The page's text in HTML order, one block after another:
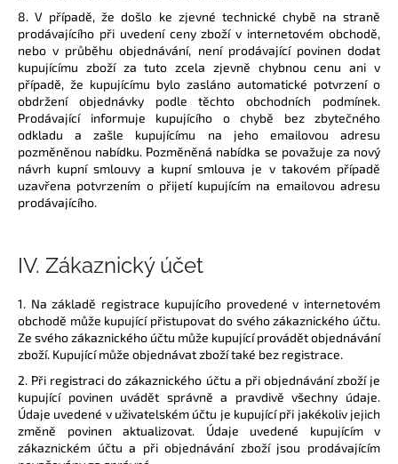
8. V případě, že došlo ke zjevné technické chybě na straně
prodávajícího při uvedení ceny zboží v internetovém obchodě,
nebo v průběhu objednávání, není prodávající povinen dodat
kupujícímu zboží za tuto zcela zjevně chybnou cenu ani v
případě, že kupujícímu bylo zasláno automatické potvrzení o
obdržení objednávky podle těchto obchodních podmínek.
Prodávající informuje kupujícího o chybě bez zbytečného
odkladu a zašle kupujícímu na jeho emailovou adresu
pozměněnou nabídku. Pozměněná nabídka se považuje za nový
návrh kupní smlouvy a kupní smlouva je v takovém případě
uzavřena potvrzením o přijetí kupujícím na emailovou adresu
prodávajícího.
IV. Zákaznický účet
1. Na základě registrace kupujícího provedené v internetovém
obchodě může kupující přistupovat do svého zákaznického účtu.
Ze svého zákaznického účtu může kupující provádět objednávání
zboží. Kupující může objednávat zboží také bez registrace.
2. Při registraci do zákaznického účtu a při objednávání zboží je
kupující povinen uvádět správně a pravdivě všechny údaje.
Údaje uvedené v uživatelském účtu je kupující při jakékoliv jejich
změně povinen aktualizovat. Údaje uvedené kupujícím v
zákaznickém účtu a při objednávání zboží jsou prodávajícím